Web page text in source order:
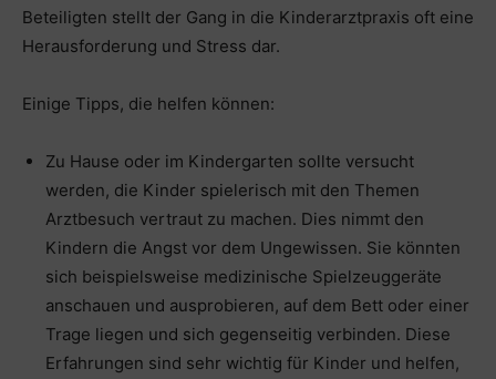
Beteiligten stellt der Gang in die Kinderarztpraxis oft eine
Herausforderung und Stress dar.
Einige Tipps, die helfen können:
Zu Hause oder im Kindergarten sollte versucht
werden, die Kinder spielerisch mit den Themen
Arztbesuch vertraut zu machen. Dies nimmt den
Kindern die Angst vor dem Ungewissen. Sie könnten
sich beispielsweise medizinische Spielzeuggeräte
anschauen und ausprobieren, auf dem Bett oder einer
Trage liegen und sich gegenseitig verbinden. Diese
Erfahrungen sind sehr wichtig für Kinder und helfen,